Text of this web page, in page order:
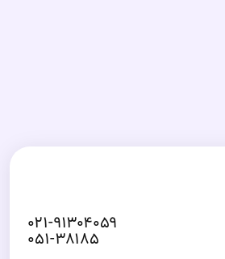
۰۲۱-۹۱۳۰۴۰۵۹
۰۵۱-۳۸۱۸۵